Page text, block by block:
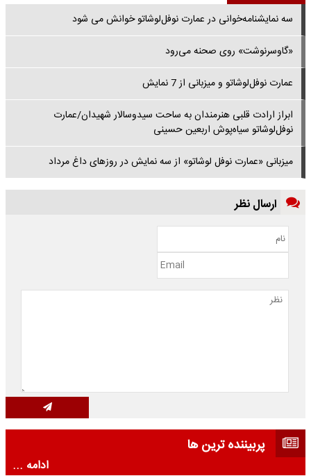
سه نمایشنامه‌خوانی در عمارت نوفل‌لوشاتو خوانش می شود
«گاو‌سرنوشت» روی صحنه می‌رود
عمارت نوفل‌لوشاتو و میزبانی از 7 نمایش
ابراز ارادت قلبی هنرمندان به ساحت سیدوسالار شهیدان/عمارت
نوفل‌لوشاتو سیاه‌پوش اربعین حسینی
میزبانی «عمارت نوفل لوشاتو» از سه نمایش در روزهای داغ مرداد
ارسال نظر
پربیننده ترین ها
ادامه ...